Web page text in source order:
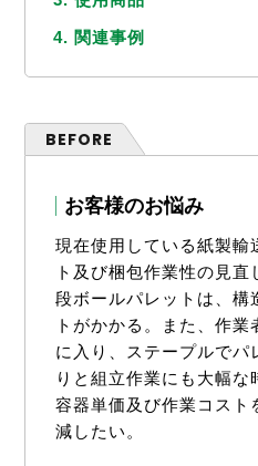
4. 関連事例
BEFORE
お客様のお悩み
現在使用している紙製輸
ト及び梱包作業性の見
段ボールパレットは、構
トがかかる。また、作
に入り、ステープルでパ
りと組立作業にも大幅な
容器単価及び作業コスト
減したい。